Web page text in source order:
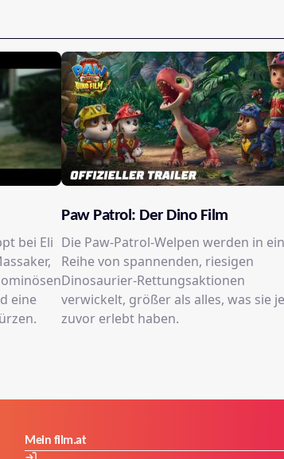
bei Eli
eine
Paw Patrol: Der Dino Film
Die Paw-Patrol-Welpen werden in
Reihe von spannenden, riesigen
Dinosaurier-Rettungsaktionen
verwickelt, größer als alles, was sie je
zuvor erlebt haben.
Mein film.at